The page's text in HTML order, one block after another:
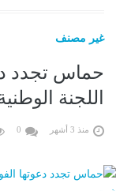
غير مصنف
حماس تجدد
اللجنة
منذ 3 أشهر 0